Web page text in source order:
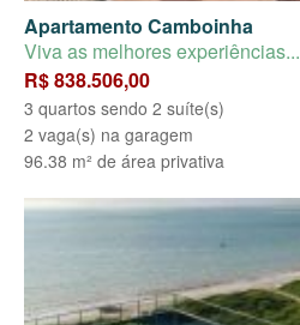
Apartamento Camboinha
Viva as melhores experiências...
R$ 838.506,00
3 quartos sendo 2 suíte(s)
2 vaga(s) na garagem
96.38 m² de área privativa